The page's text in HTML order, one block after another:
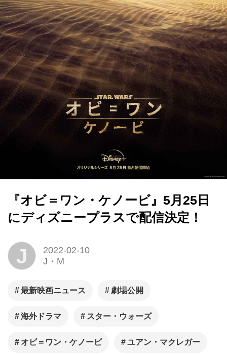
『オビ＝ワン・ケノービ』5月25日
にディズニープラスで配信決定！
J
2022-02-10
J・M
最新映画ニュース 劇場公開
海外ドラマ スター・ウォーズ
オビ＝ワン・ケノービ ユアン・マクレガー